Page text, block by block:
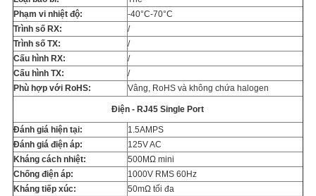
Phạm vi nhiệt độ:
-40°C-70°C
Trình số RX:
/
Trình số TX:
/
Cấu hình RX:
/
Cấu hình TX:
/
Phù hợp với RoHS:
Vâng, RoHS và không chứa halogen
Điện - RJ45 Single Port
Đánh giá hiện tại:
1.5AMPS
Đánh giá điện áp:
125V AC
Kháng cách nhiệt:
500MΩ mini
Chống điện áp:
1000V RMS 60Hz
Kháng tiếp xúc:
50mΩ tối đa